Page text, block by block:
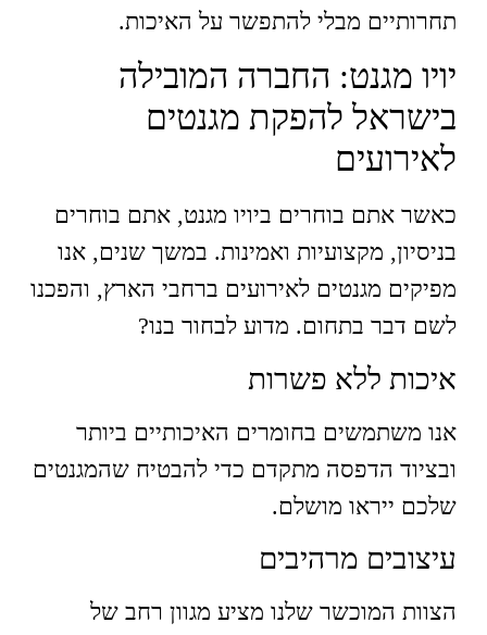
תחרותיים מבלי להתפשר על האיכות.
יויו מגנט: החברה המובילה
בישראל להפקת מגנטים
לאירועים
כאשר אתם בוחרים ביויו מגנט, אתם בוחרים
בניסיון, מקצועיות ואמינות. במשך שנים, אנו
מפיקים מגנטים לאירועים ברחבי הארץ, והפכנו
לשם דבר בתחום. מדוע לבחור בנו?
איכות ללא פשרות
אנו משתמשים בחומרים האיכותיים ביותר
ובציוד הדפסה מתקדם כדי להבטיח שהמגנטים
שלכם ייראו מושלם.
עיצובים מרהיבים
הצוות המוכשר שלנו מציע מגוון רחב של